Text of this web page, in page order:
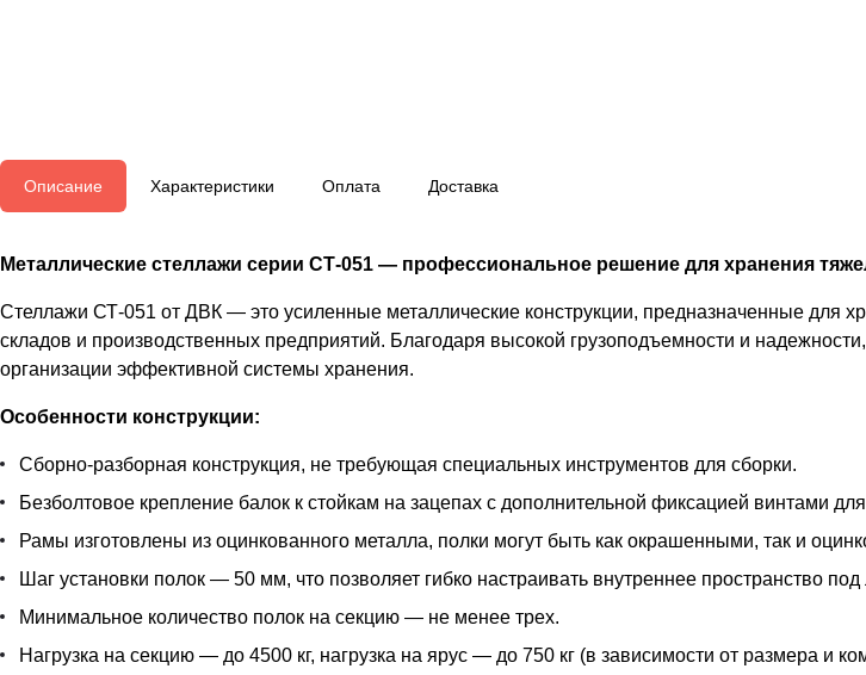
Описание Характеристики Оплата Доставка
Металлические стеллажи серии СТ-051 — профессиональное решение для хранения
Стеллажи СТ-051 от ДВК — это усиленные металлические конструкции, предназначенные для
складов и производственных предприятий. Благодаря высокой грузоподъемности и
организации эффективной системы хранения.
Особенности конструкции:
Сборно-разборная конструкция, не требующая специальных инструментов для сборки.
Безболтовое крепление балок к стойкам на зацепах с дополнительной фиксацией винтами
Рамы изготовлены из оцинкованного металла, полки могут быть как окрашенными, так и
Шаг установки полок — 50 мм, что позволяет гибко настраивать внутреннее пространство
Минимальное количество полок на секцию — не менее трех.
Нагрузка на секцию — до 4500 кг, нагрузка на ярус — до 750 кг (в зависимости от размера и